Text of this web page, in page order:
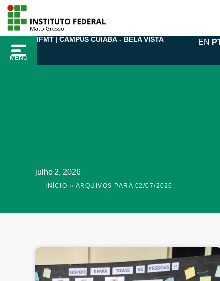
para
conteúdo
MENU
IFMT | CAMPUS CUIABÁ - BELA VISTA EN
julho 2, 2026
INÍCIO » ARQUIVOS PARA 02/07/2026